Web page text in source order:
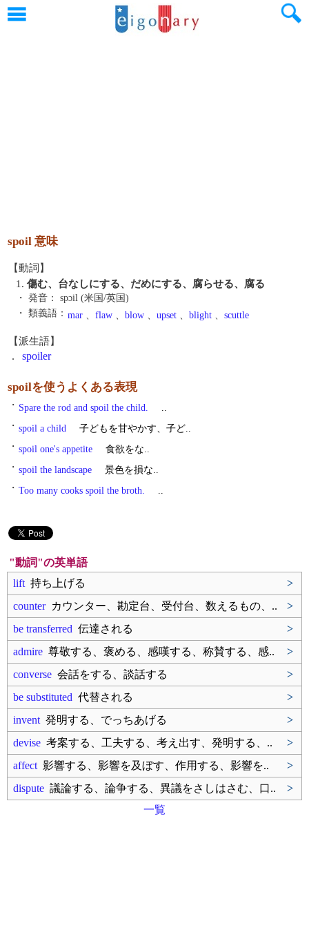
spoil 意味
【動詞】
1. 傷む、台なしにする、だめにする、腐らせる、腐る
・ 発音：
spɔil (米国/英国)
・ 類義語： mar 、 flaw 、 blow 、 upset 、 blight 、 scuttle
【派生語】
. spoiler
spoilを使うよくある表現
・ Spare the rod and spoil the child.
..
・ spoil a child
子どもを甘やかす、子ど..
・ spoil one's appetite
食欲をな..
・ spoil the landscape
景色を損な..
・ Too many cooks spoil the broth. ..
"動詞"の英単語
lift 持ち上げる
>
counterカウンター、勘定台、受付台、数えるもの、..
>
be transferred 伝達される
>
admire 尊敬する、褒める、感嘆する、称賛する、感..
>
converse 会話をする、談話する
>
be substituted 代替される
>
invent 発明する、でっちあげる
>
devise 考案する、工夫する、考え出す、発明する、..
>
affect 影響する、影響を及ぼす、作用する、影響を..
>
dispute 議論する、論争する、異議をさしはさむ、口..
>
一覧